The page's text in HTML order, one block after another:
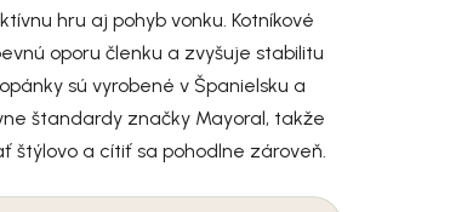
hru aj pohyb vonku. Kotníkové
oporu členku a zvyšuje stabilitu
sú vyrobené v Španielsku a
štandardy značky Mayoral, takže
štýlovo a cítiť sa pohodlne zároveň.